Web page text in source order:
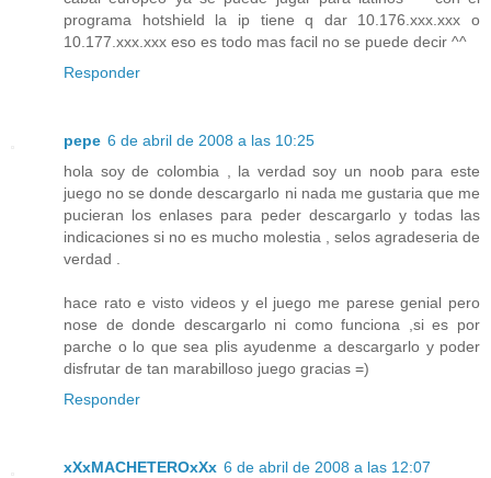
programa hotshield la ip tiene q dar 10.176.xxx.xxx o
10.177.xxx.xxx eso es todo mas facil no se puede decir ^^
Responder
pepe 6 de abril de 2008 a las 10:25
hola soy de colombia , la verdad soy un noob para este
juego no se donde descargarlo ni nada me gustaria que me
pucieran los enlases para peder descargarlo y todas las
indicaciones si no es mucho molestia , selos agradeseria de
verdad .
hace rato e visto videos y el juego me parese genial pero
nose de donde descargarlo ni como funciona ,si es por
parche o lo que sea plis ayudenme a descargarlo y poder
disfrutar de tan marabilloso juego gracias =)
Responder
xXxMACHETEROxXx 6 de abril de 2008 a las 12:07